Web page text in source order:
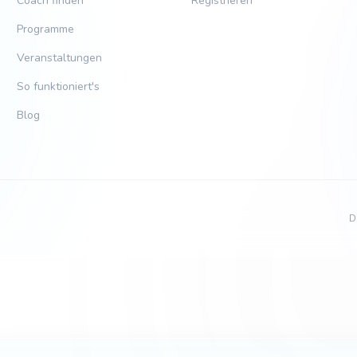
Programme
Veranstaltungen
So funktioniert's
Blog